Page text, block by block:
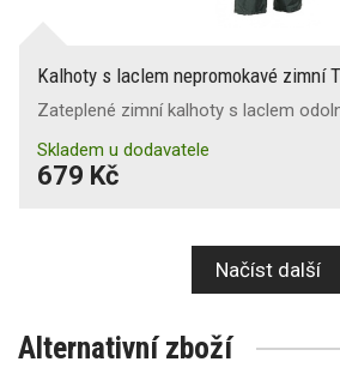
Kalhoty s laclem nepromokavé zimní
Zateplené zimní kalhoty s laclem
Skladem u dodavatele
679 Kč
Načíst další
Alternativní zboží